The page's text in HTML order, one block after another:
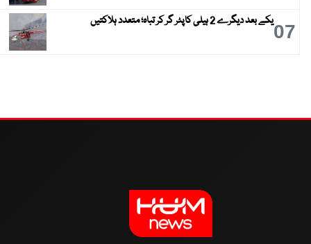
07یکے بعد دیگرے 2 ہیلی کاپٹر گر کر تباہ؛ متعدد ہلاکتیں